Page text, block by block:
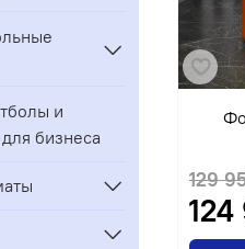
129
и
бизнеса